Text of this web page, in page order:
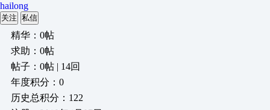
hailong
关注 私信
精华：0帖
求助：0帖
帖子：0帖 | 14回
年度积分：0
历史总积分：122